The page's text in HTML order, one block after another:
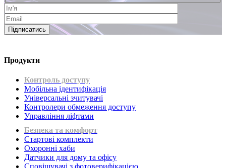
Підписатись
Продукти
Контроль доступу
Мобільна ідентифікація
Універсальні зчитувачі
Контролери обмеження доступу
Управління ліфтами
Безпека та комфорт
Стартові комплекти
Охоронні хаби
Датчики для дому та офісу
Сповіщувачі з фотоверифікацією